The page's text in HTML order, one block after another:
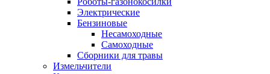
Электрические
Бензиновые
Несамоходные
Самоходные
Сборники для травы
Измельчители